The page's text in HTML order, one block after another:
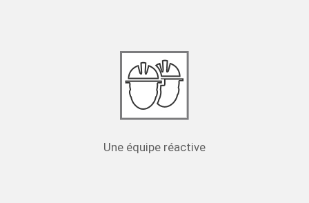
Une équipe réactive